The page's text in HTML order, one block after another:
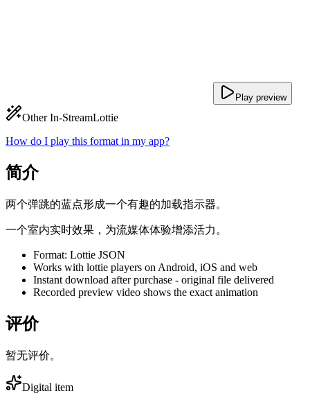
Play preview
Other In-StreamLottie
How do I play this format in my app?
简介
两个弹跳的蓝点形成一个有趣的加载指示器。
一个室内实时效果，为流媒体体验增添活力。
Format: Lottie JSON
Works with lottie players on Android, iOS and web
Instant download after purchase - original file delivered
Recorded preview video shows the exact animation
评价
暂无评价。
Digital item